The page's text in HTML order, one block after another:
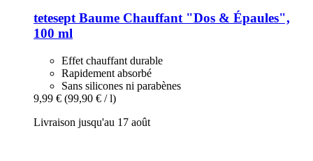
tetesept Baume Chauffant "Dos & Épaules",
100 ml
Effet chauffant durable
Rapidement absorbé
Sans silicones ni parabènes
9,99 € (99,90 € / l)
Livraison jusqu'au 17 août